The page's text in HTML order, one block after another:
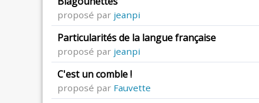
proposé par jeanpi
Particularités de la langue française
proposé par jeanpi
C'est un comble !
proposé par Fauvette